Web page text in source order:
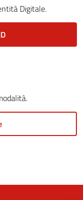
Digitale.